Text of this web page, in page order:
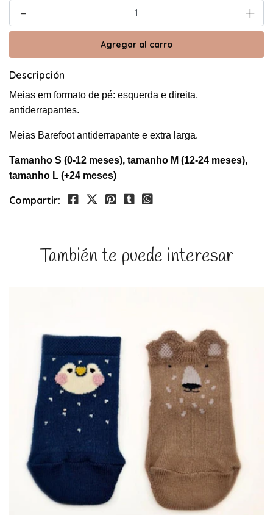
- +
Descripción
Meias em formato de pé: esquerda e direita,
antiderrapantes.
Meias Barefoot antiderrapante e extra larga.
Tamanho S (0-12 meses), tamanho M (12-24 meses),
tamanho L (+24 meses)
Compartir:
También te puede interesar